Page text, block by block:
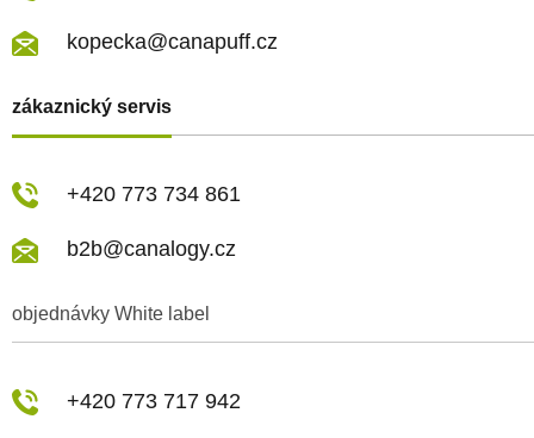
zákaznický servis
objednávky White label
kopecka@canapuff.cz
+420 773 734 861
b2b@canalogy.cz
+420 773 717 942